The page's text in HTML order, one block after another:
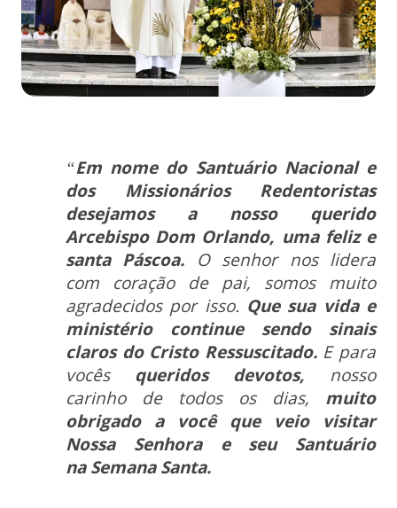
“Em nome do Santuário Nacional e
dos Missionários Redentoristas
desejamos a nosso querido
Arcebispo Dom Orlando, uma feliz e
santa Páscoa. O senhor nos lidera
com coração de pai, somos muito
agradecidos por isso. Que sua vida e
ministério continue sendo sinais
claros do Cristo Ressuscitado.E para
vocês queridos devotos, nosso
carinho de todos os dias, muito
obrigado a você que veio visitar
Nossa Senhora e seu Santuário
naSemana Santa.